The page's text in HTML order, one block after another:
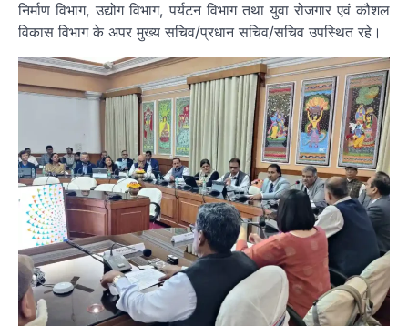
निर्माण विभाग, उद्योग विभाग, पर्यटन विभाग तथा युवा रोजगार एवं कौशल
विकास विभाग के अपर मुख्य सचिव/प्रधान सचिव/सचिव उपस्थित रहे।